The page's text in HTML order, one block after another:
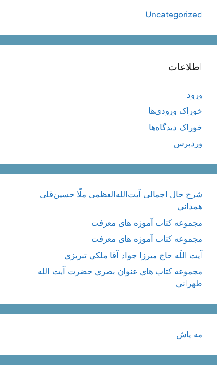
Uncategorized
اطلاعات
ورود
خوراک ورودی‌ها
خوراک دیدگاه‌ها
وردپرس
شرح حال اجمالی آیت‌الله‌العظمی ملّا حسین‌قلی
همدانی
مجموعه کتاب آموزه های معرفت
مجموعه کتاب آموزه های معرفت
آیت اللَه حاج میرزا جواد آقا ملکی تبریزی
مجموعه کتاب های عنوان بصری حضرت آیت الله
طهرانی
مه پاش